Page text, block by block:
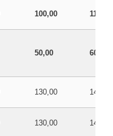
100,00 110,00
50,00 60,00
130,00 140,00
130,00 140,00